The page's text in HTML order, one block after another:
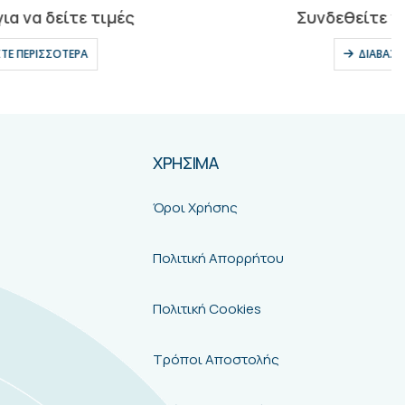
Συνδεθείτε για να δείτε τιμές
ΧΡΗΣΙΜΑ
Όροι Χρήσης
Πολιτική Απορρήτου
Πολιτική Cookies
Τρόποι Αποστολής